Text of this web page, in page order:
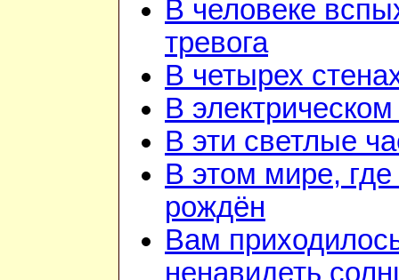
В человеке
тревога
В четырех
В
В эти светлые
В этом мире,
рождён
Вам
ненавидеть